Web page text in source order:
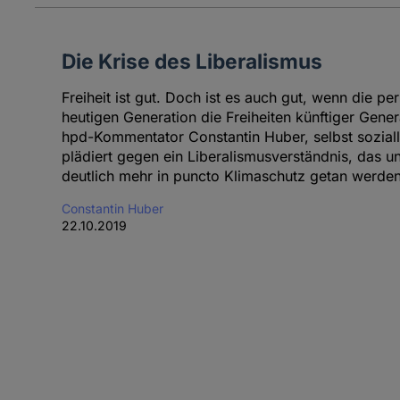
Die Krise des Liberalismus
Freiheit ist gut. Doch ist es auch gut, wenn die
heutigen Generation die Freiheiten künftiger
hpd-Kommentator Constantin Huber, selbst
plädiert gegen ein Liberalismusverständnis, das
deutlich mehr in puncto Klimaschutz getan
Constantin Huber
22.10.2019